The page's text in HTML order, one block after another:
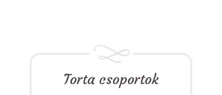
Torta csoportok